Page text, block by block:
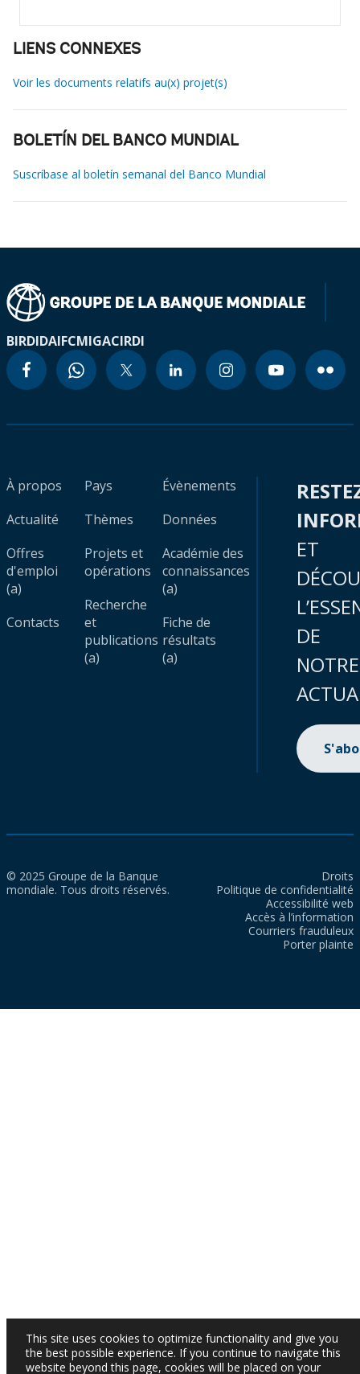
LIENS CONNEXES
Voir les documents relatifs au(x) projet(s)
BOLETÍN DEL BANCO MUNDIAL
Suscríbase al boletín semanal del Banco Mundial
BIRDIDAIFCMIGACIRDI
À propos
Actualité
Offres
d'emploi
(a)
Contacts
Pays
Thèmes
Projets et
opérations
Recherche
et
publications
(a)
Évènements
Données
Académie des
connaissances
(a)
Fiche de
résultats
(a)
ET
DE
NOTRE
© 2025 Groupe de la Banque
mondiale. Tous droits réservés.
Droits
Politique de confidentialité
Accessibilité web
Accès à l’information
Courriers frauduleux
Porter plainte
This site uses cookies to optimize functionality and give you
the best possible experience. If you continue to navigate this
website beyond this page, cookies will be placed on your